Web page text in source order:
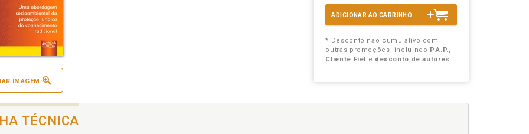
IMAGEM
ADICIONAR AO CARRINHO
* Desconto não cumulativo com
outras promoções, incluindo P.A.P.,
Cliente Fiel e desconto de autores
TÉCNICA